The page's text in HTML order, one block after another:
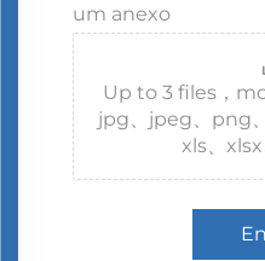
um anexo
Up to 3 files，
jpg、jpeg、png
xls、